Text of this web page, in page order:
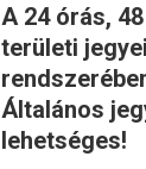
A 24 órás,
területi
Általános
lehetséges!